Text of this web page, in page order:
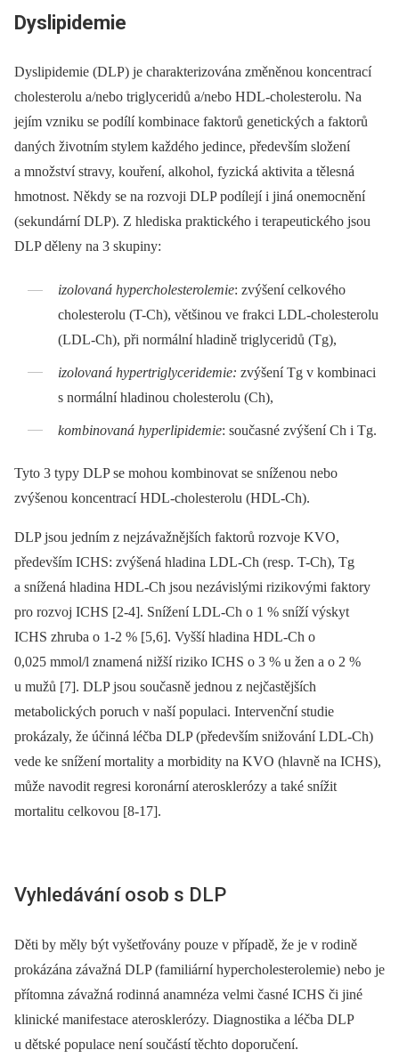
Dyslipidemie
Dyslipidemie (DLP) je charakterizována změněnou koncentrací
cholesterolu a/nebo triglyceridů a/nebo HDL-cholesterolu. Na
jejím vzniku se podílí kombinace faktorů genetických a faktorů
daných životním stylem každého jedince, především složení
a množství stravy, kouření, alkohol, fyzická aktivita a tělesná
hmotnost. Někdy se na rozvoji DLP podílejí i jiná onemocnění
(sekundární DLP). Z hlediska praktického i terapeutického jsou
DLP děleny na 3 skupiny:
izolovaná hypercholesterolemie: zvýšení celkového
cholesterolu (T-Ch), většinou ve frakci LDL-cholesterolu
(LDL-Ch), při normální hladině triglyceridů (Tg),
izolovaná hypertriglyceridemie: zvýšení Tg v kombinaci
s normální hladinou cholesterolu (Ch),
kombinovaná hyperlipidemie: současné zvýšení Ch i Tg.
Tyto 3 typy DLP se mohou kombinovat se sníženou nebo
zvýšenou koncentrací HDL-cholesterolu (HDL-Ch).
DLP jsou jedním z nejzávažnějších faktorů rozvoje KVO,
především ICHS: zvýšená hladina LDL-Ch (resp. T-Ch), Tg
a snížená hladina HDL-Ch jsou nezávislými rizikovými faktory
pro rozvoj ICHS [2-4]. Snížení LDL-Ch o 1 % sníží výskyt
ICHS zhruba o 1-2 % [5,6]. Vyšší hladina HDL-Ch o
0,025 mmol/l znamená nižší riziko ICHS o 3 % u žen a o 2 %
u mužů [7]. DLP jsou současně jednou z nejčastějších
metabolických poruch v naší populaci. Intervenční studie
prokázaly, že účinná léčba DLP (především snižování LDL-Ch)
vede ke snížení mortality a morbidity na KVO (hlavně na ICHS),
může navodit regresi koronární aterosklerózy a také snížit
mortalitu celkovou [8-17].
Vyhledávání osob s DLP
Děti by měly být vyšetřovány pouze v případě, že je v rodině
prokázána závažná DLP (familiární hypercholesterolemie) nebo je
přítomna závažná rodinná anamnéza velmi časné ICHS či jiné
klinické manifestace aterosklerózy. Diagnostika a léčba DLP
u dětské populace není součástí těchto doporučení.